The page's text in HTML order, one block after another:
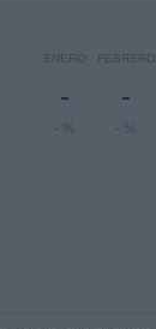
ENERO
-
- %
FEBRERO
-
- %